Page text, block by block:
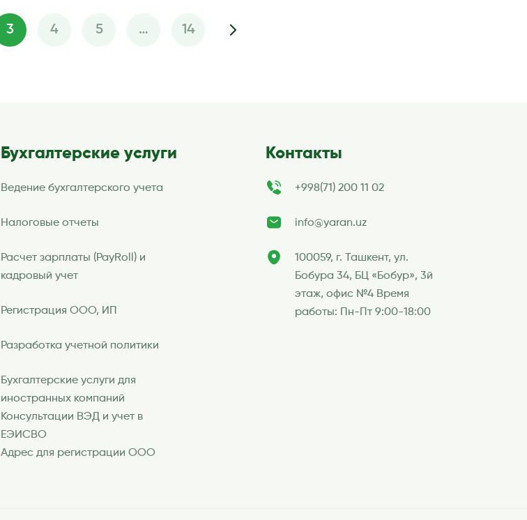
3 4 5 … 14
Бухгалтерские услуги
Ведение бухгалтерского учета
Налоговые отчеты
Расчет зарплаты (PayRoll) и
кадровый учет
Регистрация ООО, ИП
Разработка учетной политики
Бухгалтерские услуги для
иностранных компаний
Консультации ВЭД и учет в
ЕЭИСВО
Адрес для регистрации ООО
Контакты
+998(71) 200 11 02
info@yaran.uz
100059, г. Ташкент, ул.
Бобура 34, БЦ «Бобур», 3й
этаж, офис №4 Время
работы: Пн-Пт 9:00-18:00